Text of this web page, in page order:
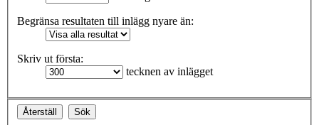
Begränsa resultaten till inlägg nyare än:
Skriv ut första:
tecknen av inlägget